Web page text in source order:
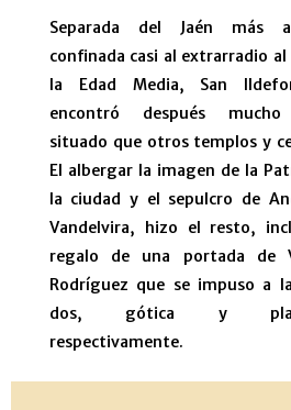
Separada del Jaén más
confinada casi al extrarradio
la Edad Media, San
encontró después
situado que otros templos y
El albergar la imagen de la
la ciudad y el sepulcro de
Vandelvira, hizo el resto,
regalo de una portada de
Rodríguez que se impuso a
dos, gótica y
respectivamente.